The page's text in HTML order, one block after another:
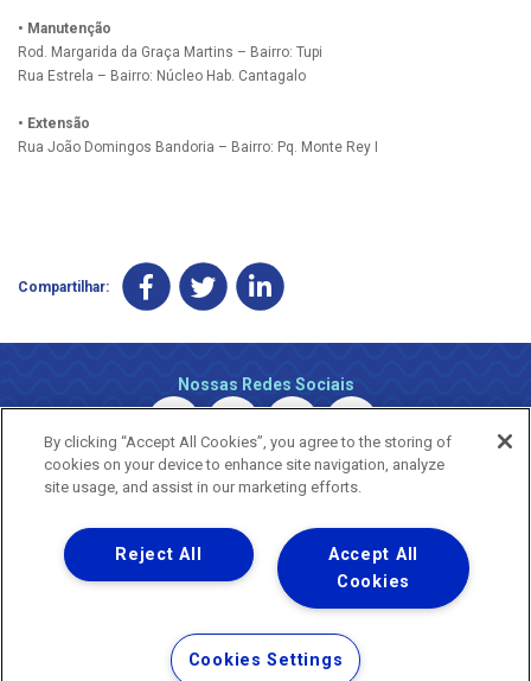
• Manutenção
Rod. Margarida da Graça Martins – Bairro: Tupi
Rua Estrela – Bairro: Núcleo Hab. Cantagalo
• Extensão
Rua João Domingos Bandoria – Bairro: Pq. Monte Rey I
Compartilhar:
Nossas Redes Sociais
Uma empresa
Copyright ® 2026 - Todos os Direitos Reservados.
Nossa natureza movimenta a vida
Termos Gerais de Uso de Sites e Aplicativos
Política de Privacidade e Proteção de Dados
By clicking “Accept All Cookies”, you agree to the storing of
cookies on your device to enhance site navigation, analyze
site usage, and assist in our marketing efforts.
Accept All
Cookies
Reject All
Cookies Settings